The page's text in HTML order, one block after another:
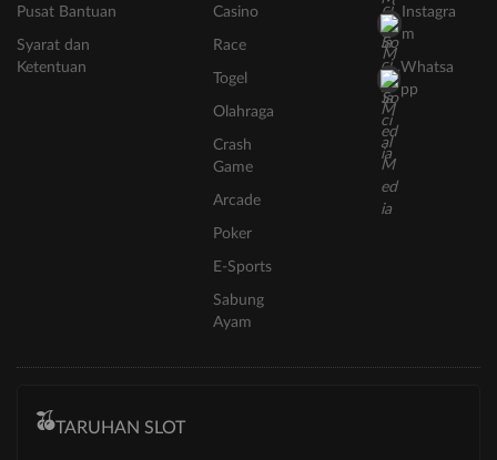
Pusat Bantuan
Syarat dan
Ketentuan
Casino
Race
Togel
Olahraga
Crash
Game
Arcade
Poker
E-Sports
Sabung
Ayam
Instagra
m
Whatsa
pp
TARUHAN SLOT